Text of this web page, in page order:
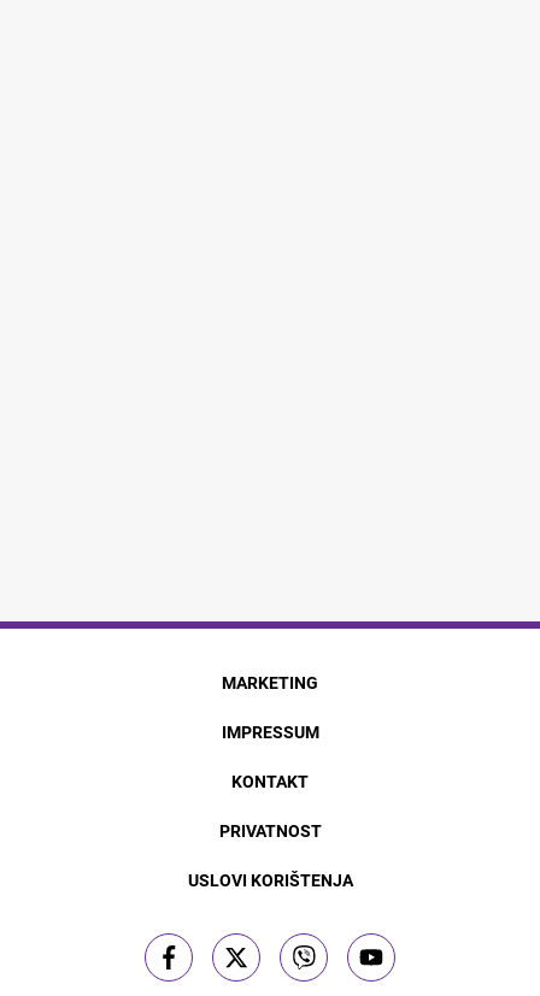
MARKETING
IMPRESSUM
KONTAKT
PRIVATNOST
USLOVI KORIŠTENJA